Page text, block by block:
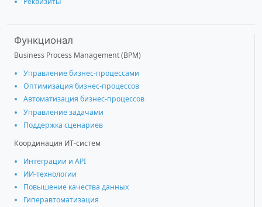
Функционал
Business Process Management (BPM)
Управление бизнес-процессами
Оптимизация бизнес-процессов
Автоматизация бизнес-процессов
Управление задачами
Поддержка сценариев
Координация ИТ-систем
Интеграции и АРІ
ИИ-технологии
Повышение качества данных
Гиперавтоматизация